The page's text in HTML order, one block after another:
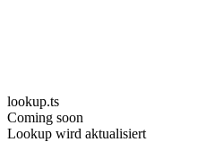
lookup.ts
Coming soon
Lookup wird aktualisiert